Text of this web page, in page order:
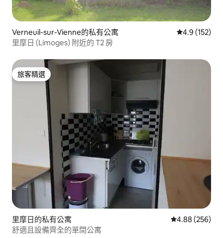
Verneuil-sur-Vienne的私有公寓 從 152 則評
4.9 (152)
里摩日 (Limoges) 附近的 T2 房
旅客精選
旅客精選
里摩日的私有公寓 從 256 則評價
4.88 (256)
舒適且設備齊全的單間公寓